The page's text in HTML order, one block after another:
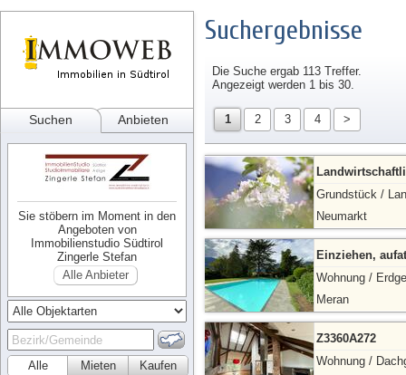
Suchen Anbieten
Sie stöbern im Moment in den
Angeboten von
Immobilienstudio Südtirol
Zingerle Stefan
Alle Anbieter
Alle Kaufen
Mieten
Suchergebnisse
Die Suche ergab 113 Treffer.
Angezeigt werden 1 bis 30.
1 2 3 4 >
Grundstück /
Neumarkt
Einziehen,
Wohnung /
Meran
Z3360A272
Wohnung /